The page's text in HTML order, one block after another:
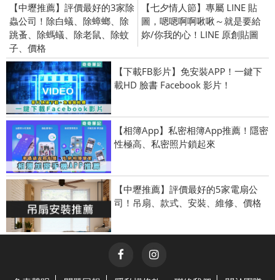
【中壢推薦】評價最好的3家除
蟲公司！除白蟻、除蟑螂、除
跳蚤、除螞蟻、除老鼠、除蚊
子、價格
【七夕情人節】專屬 LINE 貼
圖，嗯嗯啊啊啾啾～就是要給
妳/你我的心！LINE 原創貼圖
【下載FB影片】免安裝APP！一鍵下
載HD 臉書 Facebook 影片！
【相簿App】私密相簿App推薦！隱密
性極高、私密照片鎖起來
【中壢推薦】評價最好的5家電扇公
司！吊扇、款式、安裝、維修、價格